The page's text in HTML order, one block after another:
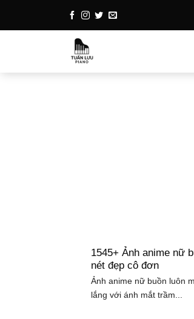
1545+ Ảnh anime nữ
nét đẹp cô đơn
Ảnh anime nữ buồn luôn
lắng với ánh mắt trầm...